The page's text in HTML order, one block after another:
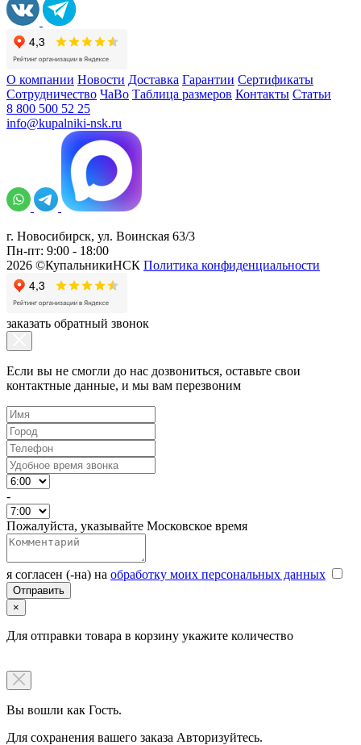
О компании Новости Доставка Гарантии Сертификаты
Сотрудничество ЧаВо Таблица размеров Контакты Статьи
8 800 500 52 25
info@kupalniki-nsk.ru
г. Новосибирск, ул. Воинская 63/3
Пн-пт: 9:00 - 18:00
2026 ©КупальникиНСК Политика конфиденциальности
заказать обратный звонок
Если вы не смогли до нас дозвониться, оставьте свои
контактные данные, и мы вам перезвоним
-
Пожалуйста, указывайте Московское время
я согласен (-на) на обработку моих персональных данных
×
Для отправки товара в корзину укажите количество
Вы вошли как Гость.
Для сохранения вашего заказа Авторизуйтесь.